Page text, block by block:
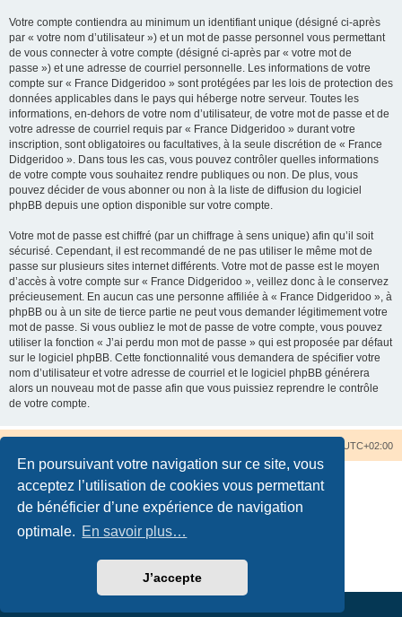
En poursuivant votre navigation sur ce site, vous
acceptez l’utilisation de cookies vous permettant
de bénéficier d’une expérience de navigation
optimale. En savoir plus…
J’accepte
Votre compte contiendra au minimum un identifiant unique (désigné ci-après
par « votre nom d’utilisateur ») et un mot de passe personnel vous permettant
de vous connecter à votre compte (désigné ci-après par « votre mot de
passe ») et une adresse de courriel personnelle. Les informations de votre
compte sur « France Didgeridoo » sont protégées par les lois de protection des
données applicables dans le pays qui héberge notre serveur. Toutes les
informations, en-dehors de votre nom d’utilisateur, de votre mot de passe et de
votre adresse de courriel requis par « France Didgeridoo » durant votre
inscription, sont obligatoires ou facultatives, à la seule discrétion de « France
Didgeridoo ». Dans tous les cas, vous pouvez contrôler quelles informations
de votre compte vous souhaitez rendre publiques ou non. De plus, vous
pouvez décider de vous abonner ou non à la liste de diffusion du logiciel
phpBB depuis une option disponible sur votre compte.
Votre mot de passe est chiffré (par un chiffrage à sens unique) afin qu’il soit
sécurisé. Cependant, il est recommandé de ne pas utiliser le même mot de
passe sur plusieurs sites internet différents. Votre mot de passe est le moyen
d’accès à votre compte sur « France Didgeridoo », veillez donc à le conservez
précieusement. En aucun cas une personne affiliée à « France Didgeridoo », à
phpBB ou à un site de tierce partie ne peut vous demander légitimement votre
mot de passe. Si vous oubliez le mot de passe de votre compte, vous pouvez
utiliser la fonction « J’ai perdu mon mot de passe » qui est proposée par défaut
sur le logiciel phpBB. Cette fonctionnalité vous demandera de spécifier votre
nom d’utilisateur et votre adresse de courriel et le logiciel phpBB générera
alors un nouveau mot de passe afin que vous puissiez reprendre le contrôle
de votre compte.
UTC+02:00
Traduction française officielle©
Confidentialité